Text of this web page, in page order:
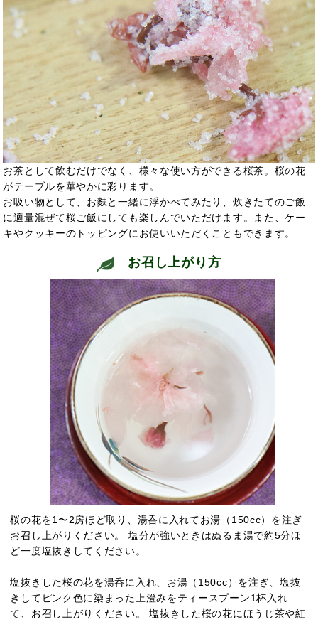
お茶として飲むだけでなく、様々な使い方ができる桜茶。桜の花
がテーブルを華やかに彩ります。
お吸い物として、お麩と一緒に浮かべてみたり、炊きたてのご飯
に適量混ぜて桜ご飯にしても楽しんでいただけます。また、ケー
キやクッキーのトッピングにお使いいただくこともできます。
お召し上がり方
桜の花を1〜2房ほど取り、湯呑に入れてお湯（150cc）を注ぎ
お召し上がりください。 塩分が強いときはぬるま湯で約5分ほ
ど一度塩抜きしてください。
塩抜きした桜の花を湯呑に入れ、お湯（150cc）を注ぎ、塩抜
きしてピンク色に染まった上澄みをティースプーン1杯入れ
て、お召し上がりください。 塩抜きした桜の花にほうじ茶や紅